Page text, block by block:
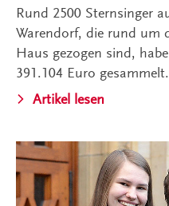
Rund 2500 Sternsinger
Warendorf, die rund um
Haus gezogen sind,
391.104 Euro gesammelt.
Artikel lesen